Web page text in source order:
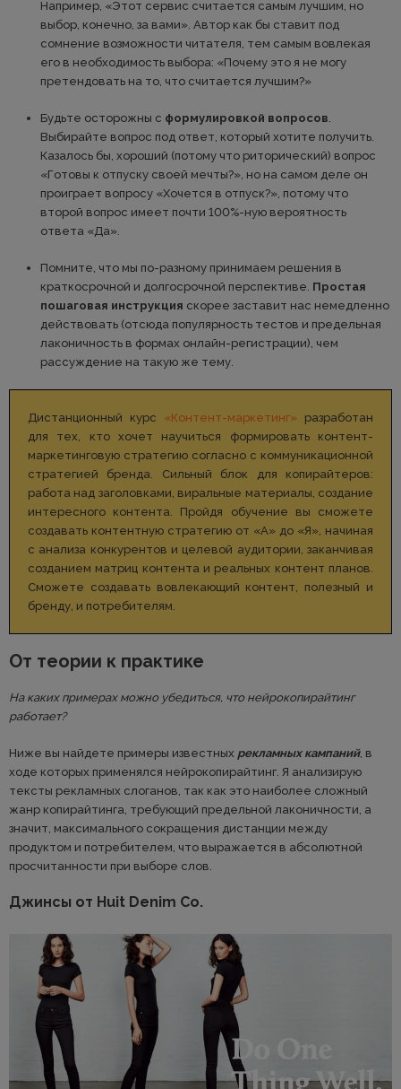
Например, «Этот сервис считается самым лучшим, но
выбор, конечно, за вами». Автор как бы ставит под
сомнение возможности читателя, тем самым вовлекая
его в необходимость выбора: «Почему это я не могу
претендовать на то, что считается лучшим?»
Будьте осторожны с формулировкой вопросов.
Выбирайте вопрос под ответ, который хотите получить.
Казалось бы, хороший (потому что риторический) вопрос
«Готовы к отпуску своей мечты?», но на самом деле он
проиграет вопросу «Хочется в отпуск?», потому что
второй вопрос имеет почти 100%-ную вероятность
ответа «Да».
Помните, что мы по-разному принимаем решения в
краткосрочной и долгосрочной перспективе. Простая
пошаговая инструкция скорее заставит нас немедленно
действовать (отсюда популярность тестов и предельная
лаконичность в формах онлайн-регистрации), чем
рассуждение на такую же тему.
Дистанционный курс «Контент-маркетинг» разработан
для тех, кто хочет научиться формировать контент-
маркетинговую стратегию согласно с коммуникационной
стратегией бренда. Сильный блок для копирайтеров:
работа над заголовками, виральные материалы, создание
интересного контента. Пройдя обучение вы сможете
создавать контентную стратегию от «А» до «Я», начиная
с анализа конкурентов и целевой аудитории, заканчивая
созданием матриц контента и реальных контент планов.
Сможете создавать вовлекающий контент, полезный и
бренду, и потребителям.
От теории к практике
На каких примерах можно убедиться, что нейрокопирайтинг
работает?
Ниже вы найдете примеры известных рекламных кампаний, в
ходе которых применялся нейрокопирайтинг. Я анализирую
тексты рекламных слоганов, так как это наиболее сложный
жанр копирайтинга, требующий предельной лаконичности, а
значит, максимального сокращения дистанции между
продуктом и потребителем, что выражается в абсолютной
просчитанности при выборе слов.
Джинсы от Huit Denim Co.